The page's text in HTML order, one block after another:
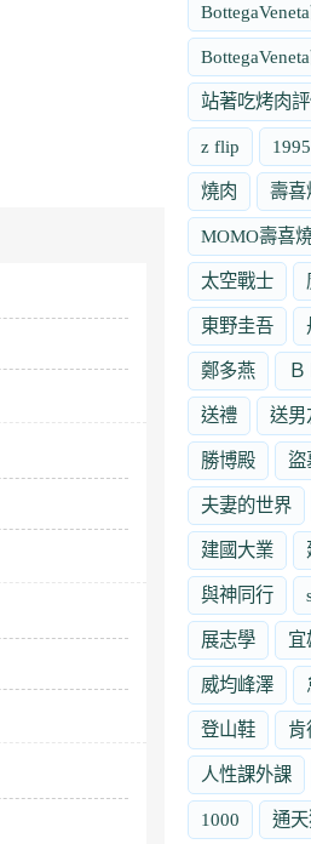
站著吃烤肉
z flip 1995
燒肉 壽喜
MOMO壽喜
太空戰士
東野圭吾
鄭多燕 Ｂ
送禮 送男
勝博殿 盜
夫妻的世界
建國大業
與神同行
展志學 宜
威均峰澤
登山鞋 肯
人性課外課
1000 通